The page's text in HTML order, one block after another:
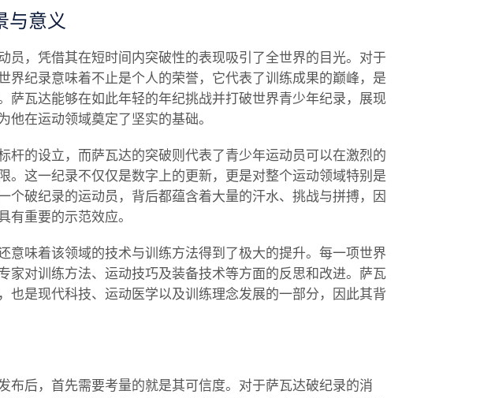
与意义
员，凭借其在短时间内突破性的表现吸引了全世界的目光。对于
界纪录意味着不止是个人的荣誉，它代表了训练成果的巅峰，是
萨瓦达能够在如此年轻的年纪挑战并打破世界青少年纪录，展现
他在运动领域奠定了坚实的基础。
杆的设立，而萨瓦达的突破则代表了青少年运动员可以在激烈的
。这一纪录不仅仅是数字上的更新，更是对整个运动领域特别是
个破纪录的运动员，背后都蕴含着大量的汗水、挑战与拼搏，因
有重要的示范效应。
意味着该领域的技术与训练方法得到了极大的提升。每一项世界
家对训练方法、运动技巧及装备技术等方面的反思和改进。萨瓦
也是现代科技、运动医学以及训练理念发展的一部分，因此其背
布后，首先需要考量的就是其可信度。对于萨瓦达破纪录的消